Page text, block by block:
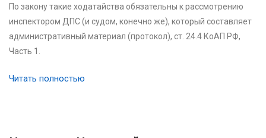
По закону такие ходатайства обязательны к рассмотрению
инспектором ДПС (и судом, конечно же), который составляет
административный материал (протокол), ст. 24.4 КоАП РФ,
Часть 1.
Читать полностью